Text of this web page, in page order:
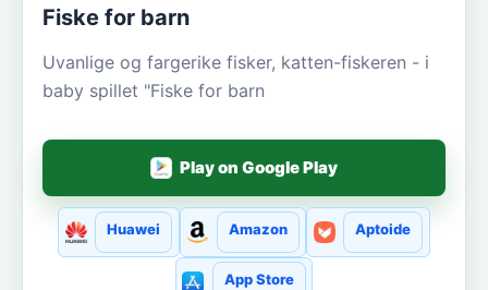
Fiske for barn
Uvanlige og fargerike fisker, katten-fiskeren - i
baby spillet "Fiske for barn
Play on Google Play
Huawei Amazon Aptoide
App Store